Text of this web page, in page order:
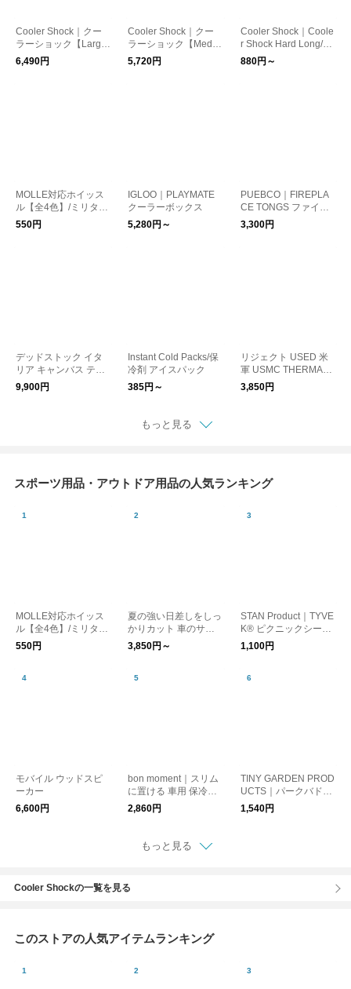
Cooler Shock｜クー
ラーショック【Larg
e・3pcsセット】/保冷
剤セット
6,490円
Cooler Shock｜クー
ラーショック【Mediu
m・4pcsセット】/保
冷剤セット
5,720円
Cooler Shock｜Coole
r Shock Hard Long/保
冷剤
880円～
MOLLE対応ホイッス
ル【全4色】/ミリタリ
ー 笛 防災
550円
IGLOO｜PLAYMATE
クーラーボックス
5,280円～
PUEBCO｜FIREPLA
CE TONGS ファイア
プレース トング/火ば
さみ 薪バサミ
3,300円
デッドストック イタ
リア キャンバス テン
トケース
9,900円
Instant Cold Packs/保
冷剤 アイスパック
385円～
リジェクト USED 米
軍 USMC THERMAR
EST社製 アコーディ
オン式 スリーピング
3,850円
もっと見る
スポーツ用品・アウトドア用品の人気ランキング
MOLLE対応ホイッス
ル【全4色】/ミリタリ
ー 笛 防災
550円
夏の強い日差しをしっ
かりカット 車のサン
シェード / ZECL
3,850円～
STAN Product｜TYVE
K® ピクニックシー
ト レジャーシート
1,100円
モバイル ウッドスピ
ーカー
6,600円
bon moment｜スリム
に置ける 車用 保冷バ
ッグ シートバッグポ
ケット
2,860円
TINY GARDEN PROD
UCTS｜パークバドミ
ントン
1,540円
もっと見る
Cooler Shockの一覧を見る
このストアの人気アイテムランキング